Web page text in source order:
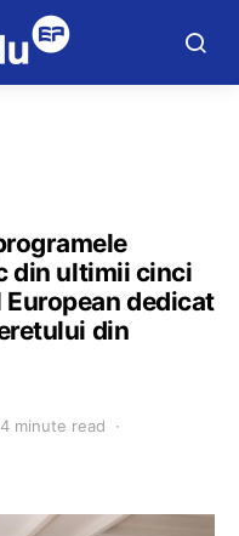
din ultimii cinci
dedicat
din
4 minute read